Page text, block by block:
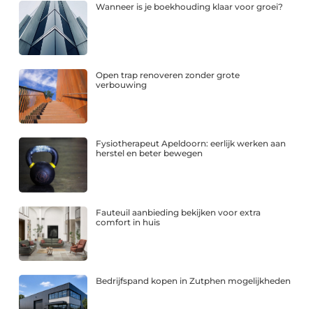
Wanneer is je boekhouding klaar voor groei?
Open trap renoveren zonder grote
verbouwing
Fysiotherapeut Apeldoorn: eerlijk werken aan
herstel en beter bewegen
Fauteuil aanbieding bekijken voor extra
comfort in huis
Bedrijfspand kopen in Zutphen mogelijkheden